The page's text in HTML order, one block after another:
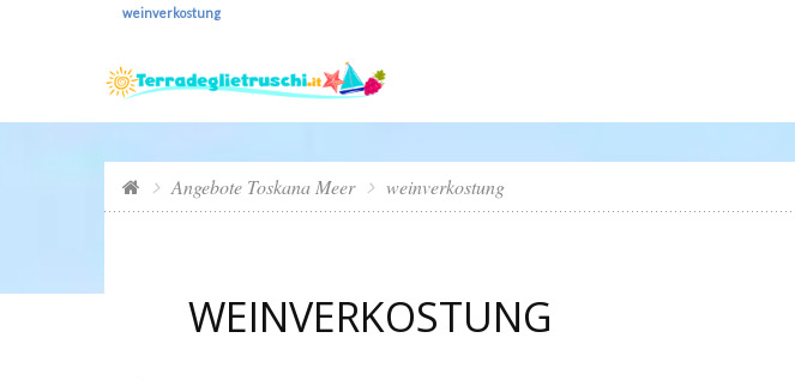
weinverkostung
Angebote Toskana Meer weinverkostung
WEINVERKOSTUNG